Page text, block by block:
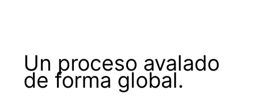
Un proceso avalado
de forma global.